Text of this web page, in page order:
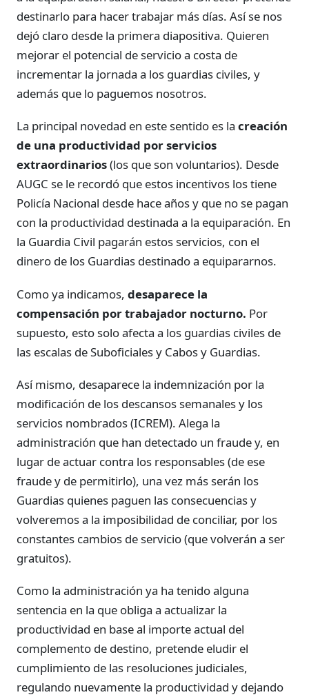
destinarlo para hacer trabajar más días. Así se nos
dejó claro desde la primera diapositiva. Quieren
mejorar el potencial de servicio a costa de
incrementar la jornada a los guardias civiles, y
además que lo paguemos nosotros.
La principal novedad en este sentido es la creación
de una productividad por servicios
extraordinarios(los que son voluntarios). Desde
AUGC se le recordó que estos incentivos los tiene
Policía Nacional desde hace años y que no se pagan
con la productividad destinada a la equiparación. En
la Guardia Civil pagarán estos servicios, con el
dinero de los Guardias destinado a equipararnos.
Como ya indicamos, desaparece la
compensación por trabajador nocturno. Por
supuesto, esto solo afecta a los guardias civiles de
las escalas de Suboficiales y Cabos y Guardias.
Así mismo, desaparece la indemnización por la
modificación de los descansos semanales y los
servicios nombrados (ICREM). Alega la
administración que han detectado un fraude y, en
lugar de actuar contra los responsables (de ese
fraude y de permitirlo), una vez más serán los
Guardias quienes paguen las consecuencias y
volveremos a la imposibilidad de conciliar, por los
constantes cambios de servicio (que volverán a ser
gratuitos).
Como la administración ya ha tenido alguna
sentencia en la que obliga a actualizar la
productividad en base al importe actual del
complemento de destino, pretende eludir el
cumplimiento de las resoluciones judiciales,
regulando nuevamente la productividad y dejando